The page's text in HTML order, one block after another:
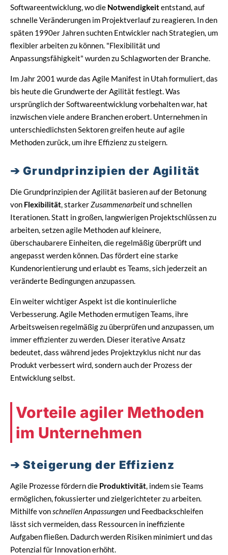
Softwareentwicklung, wo die Notwendigkeitentstand, auf
schnelle Veränderungen im Projektverlauf zu reagieren. In den
späten 1990er Jahren suchten Entwickler nach Strategien, um
flexibler arbeiten zu können. Flexibilität und
Anpassungsfähigkeit wurden zu Schlagworten der Branche.
Im Jahr 2001 wurde das Agile Manifest in Utah formuliert, das
bis heute die Grundwerte der Agilität festlegt. Was
ursprünglich der Softwareentwicklung vorbehalten war, hat
inzwischen viele andere Branchen erobert. Unternehmen in
unterschiedlichsten Sektoren greifen heute auf agile
Methoden zurück, um ihre Effizienz zu steigern.
Grundprinzipien der Agilität
Die Grundprinzipien der Agilität basieren auf der Betonung
von Flexibilität, starkerZusammenarbeitund schnellen
Iterationen. Statt in großen, langwierigen Projektschlüssen zu
arbeiten, setzen agile Methoden auf kleinere,
überschaubarere Einheiten, die regelmäßig überprüft und
angepasst werden können. Das fördert eine starke
Kundenorientierung und erlaubt es Teams, sich jederzeit an
veränderte Bedingungen anzupassen.
Ein weiter wichtiger Aspekt ist die kontinuierliche
Verbesserung. Agile Methoden ermutigen Teams, ihre
Arbeitsweisen regelmäßig zu überprüfen und anzupassen, um
immer effizienter zu werden. Dieser iterative Ansatz
bedeutet, dass während jedes Projektzyklus nicht nur das
Produkt verbessert wird, sondern auch der Prozess der
Entwicklung selbst.
Vorteile agiler Methoden
im Unternehmen
Steigerung der Effizienz
Agile Prozesse fördern die Produktivität, indem sie Teams
ermöglichen, fokussierter und zielgerichteter zu arbeiten.
Mithilfe vonschnellen Anpassungen und Feedbackschleifen
lässt sich vermeiden, dass Ressourcen in ineffiziente
Aufgaben fließen. Dadurch werden Risiken minimiert und das
Potenzial für Innovation erhöht.